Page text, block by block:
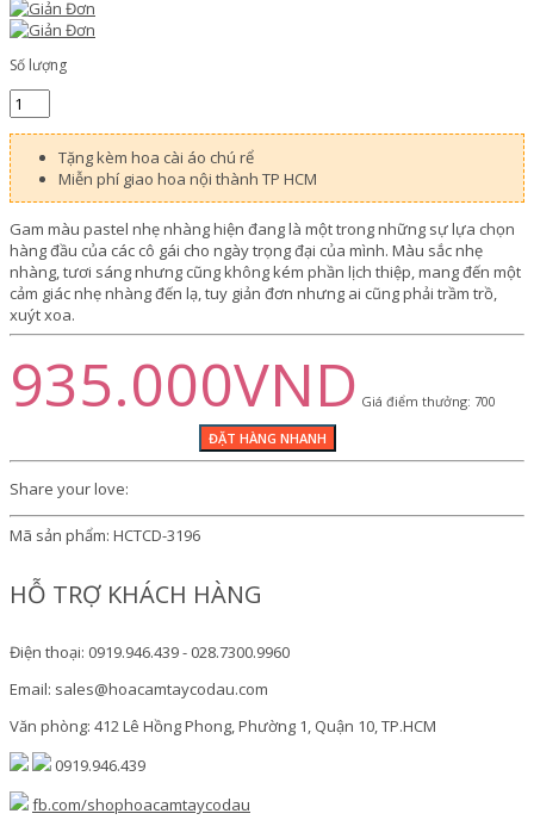
Số lượng
Tặng kèm hoa cài áo chú rể
Miễn phí giao hoa nội thành TP HCM
Gam màu pastel nhẹ nhàng hiện đang là một trong những sự lựa chọn
hàng đầu của các cô gái cho ngày trọng đại của mình. Màu sắc nhẹ
nhàng, tươi sáng nhưng cũng không kém phần lịch thiệp, mang đến một
cảm giác nhẹ nhàng đến lạ, tuy giản đơn nhưng ai cũng phải trầm trồ,
xuýt xoa.
935.000VND Giá điểm thưởng: 700
Share your love:
Mã sản phẩm: HCTCD-3196
HỖ TRỢ KHÁCH HÀNG
Điện thoại: 0919.946.439 - 028.7300.9960
Email: sales@hoacamtaycodau.com
Văn phòng: 412 Lê Hồng Phong, Phường 1, Quận 10, TP.HCM
0919.946.439
fb.com/shophoacamtaycodau